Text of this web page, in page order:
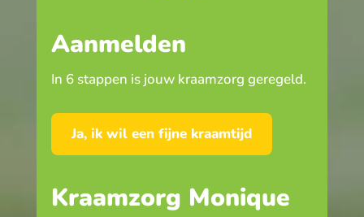
Aanmelden
In 6 stappen is jouw kraamzorg geregeld.
Ja, ik wil een fijne kraamtijd
Kraamzorg Monique